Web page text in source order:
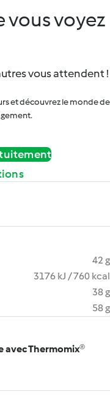
vous voyez
vous attendent !
et découvrez le monde de
42 g
3176 kJ / 760 kcal
38 g
58 g
avec Thermomix®